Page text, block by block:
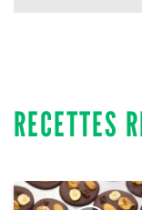
RECETTES